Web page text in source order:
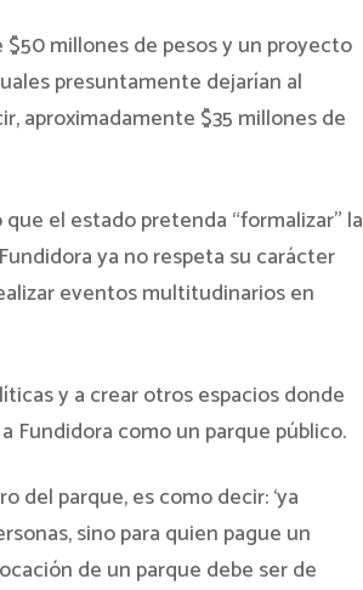
millones de pesos y un proyecto
presuntamente dejarían al
aproximadamente $35 millones de
el estado pretenda “formalizar” la
ya no respeta su carácter
eventos multitudinarios en
y a crear otros espacios donde
Fundidora como un parque público.
del parque, es como decir: ‘ya
sino para quien pague un
de un parque debe ser de